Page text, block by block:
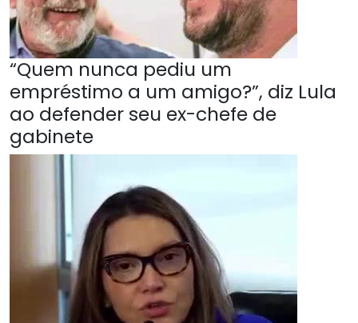
“Quem nunca pediu um
empréstimo a um amigo?”, diz Lula
ao defender seu ex-chefe de
gabinete